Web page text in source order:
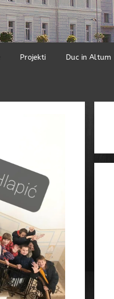
Projekti Duc in Altum